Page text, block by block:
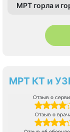
МРТ горла и
МРТ КТ и
Отзыв о
Отзыв о